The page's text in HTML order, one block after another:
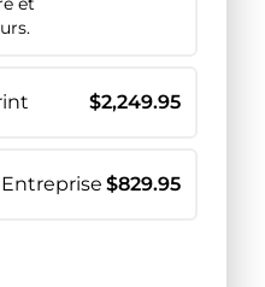
$2,249.95
$829.95